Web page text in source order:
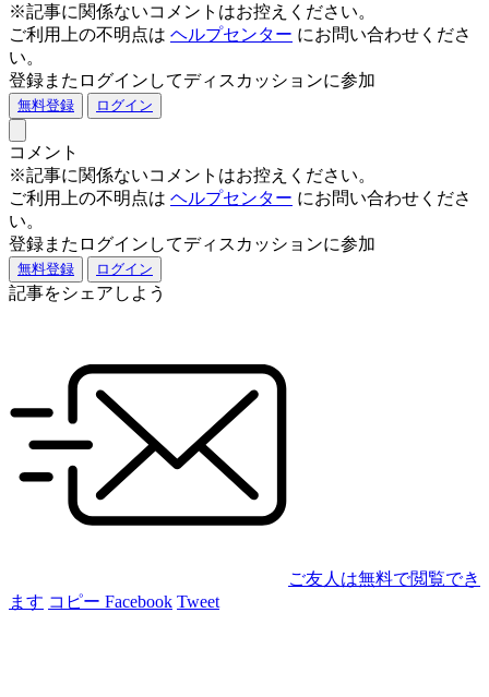
※記事に関係ないコメントはお控えください。
ご利用上の不明点は ヘルプセンター にお問い合わせくださ
い。
登録またログインしてディスカッションに参加
無料登録 ログイン
コメント
※記事に関係ないコメントはお控えください。
ご利用上の不明点は ヘルプセンター にお問い合わせくださ
い。
登録またログインしてディスカッションに参加
無料登録 ログイン
記事をシェアしよう
ご友人は無料で閲覧でき
ます コピー Facebook Tweet